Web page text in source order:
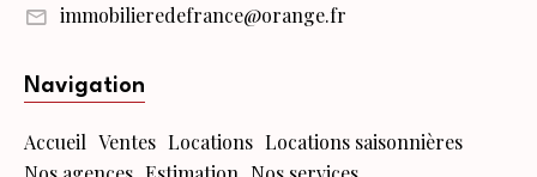
immobilieredefrance@orange.fr
Navigation
Accueil Ventes Locations Locations saisonnières